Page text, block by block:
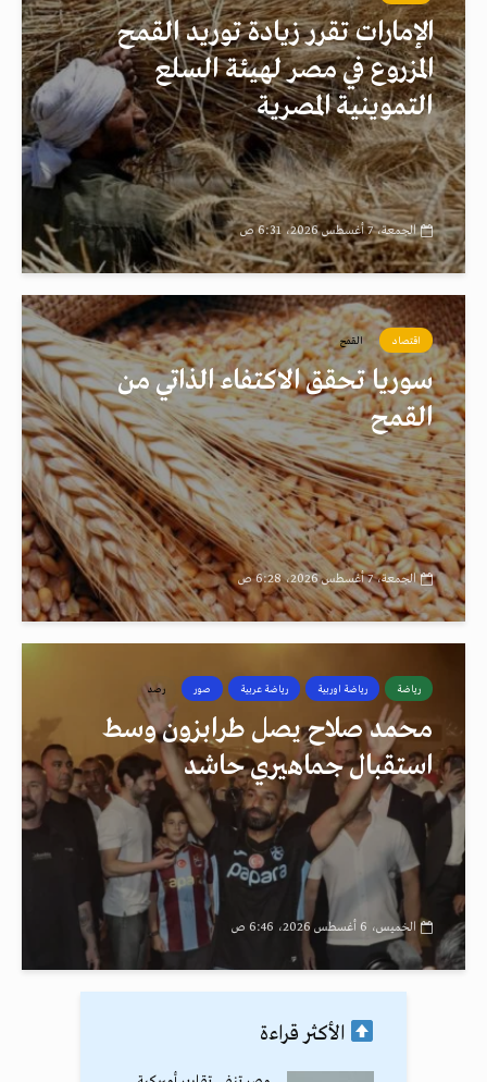
الإمارات تقرر زيادة توريد القمح
المزروع في مصر لهيئة السلع
التموينية المصرية
الجمعة، 7 أغسطس 2026، 6:31 ص
اقتصاد القمح
سوريا تحقق الاكتفاء الذاتي من
القمح
الجمعة، 7 أغسطس 2026، 6:28 ص
رياضة رياضة اوربية رياضة عربية صور رصد
محمد صلاح يصل طرابزون وسط
استقبال جماهيري حاشد
الخميس، 6 أغسطس 2026، 6:46 ص
الأكثر قراءة